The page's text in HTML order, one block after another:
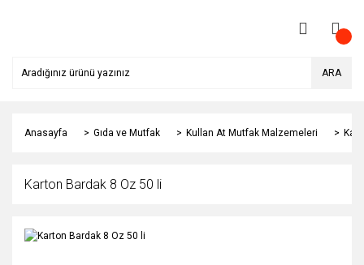
ARA
Anasayfa Gıda ve Mutfak Kullan At Mutfak Malzemeleri
Karton Bardak 8 Oz 50 li